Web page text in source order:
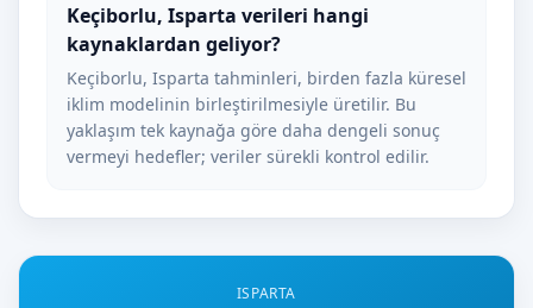
ISPARTA
Keçiborlu, Isparta verileri hangi
kaynaklardan geliyor?
Keçiborlu, Isparta tahminleri, birden fazla küresel
iklim modelinin birleştirilmesiyle üretilir. Bu
yaklaşım tek kaynağa göre daha dengeli sonuç
vermeyi hedefler; veriler sürekli kontrol edilir.